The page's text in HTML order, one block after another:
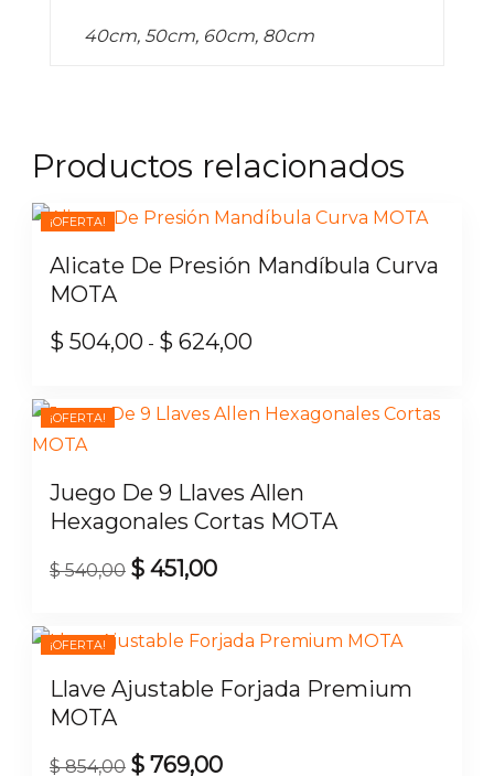
40cm, 50cm, 60cm, 80cm
Productos relacionados
¡OFERTA!
Alicate De Presión Mandíbula Curva
MOTA
$ 504,00 - $ 624,00Rango
precios:
hasta
$ 624,00
producto
tiene
variantes.
Las
opciones
pueden
elegir
página
¡OFERTA!
Juego De 9 Llaves Allen
Hexagonales Cortas MOTA
$540,00 El
original
$ 540,00.
$ 451,00El
actual
$ 451,00.
¡OFERTA!
Llave Ajustable Forjada Premium
MOTA
$854,00 El
$ 769,00El